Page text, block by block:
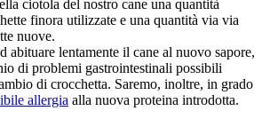
ciotola del nostro cane una quantità
finora utilizzate e una quantità via via
nuove.
abituare lentamente il cane al nuovo sapore,
di problemi gastrointestinali possibili
di crocchetta. Saremo, inoltre, in grado
allergia alla nuova proteina introdotta.